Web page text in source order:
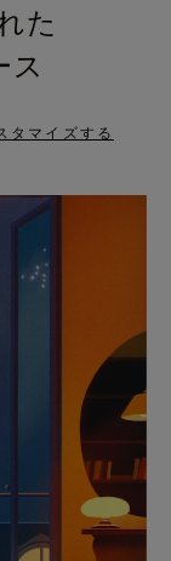
た
ス
タマイズする